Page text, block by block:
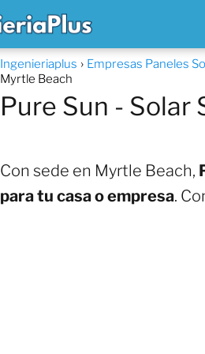
Ingenieriaplus
Empresas Paneles
Myrtle Beach
Pure Sun - Solar
Con sede en Myrtle Beach,
para tu casa o empresa.